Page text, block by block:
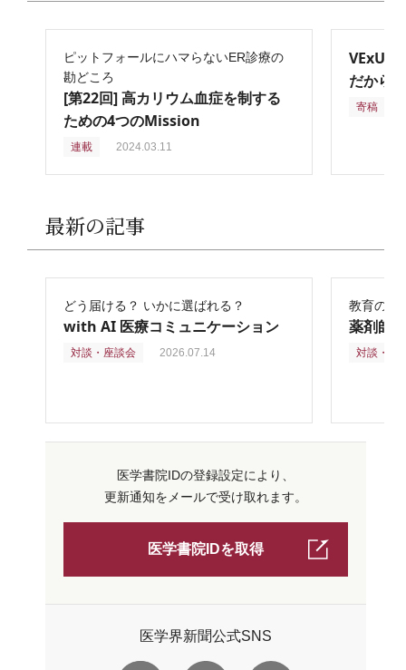
ピットフォールにハマらないER診療の
勘どころ
[第22回] 高カリウム血症を制する
ための4つのMission
連載 2024.03.11
VExUS
だから
寄稿
最新の記事
どう届ける？ いかに選ばれる？
with AI 医療コミュニケーション
対談・座談会 2026.07.14
教育の再
薬剤師
対談・座
医学書院IDの登録設定により、
更新通知をメールで受け取れます。
医学書院IDを取得
医学界新聞公式SNS